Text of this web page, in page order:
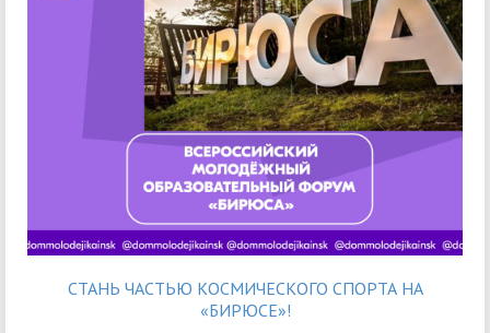
СТАНЬ ЧАСТЬЮ КОСМИЧЕСКОГО СПОРТА НА
«БИРЮСЕ»!